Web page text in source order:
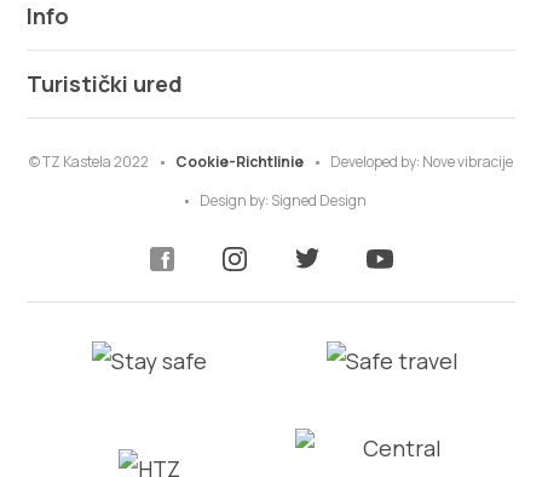
Info
Turistički ured
© TZ Kastela 2022 Cookie-Richtlinie Developed by: Nove vibracije
Design by: Signed Design